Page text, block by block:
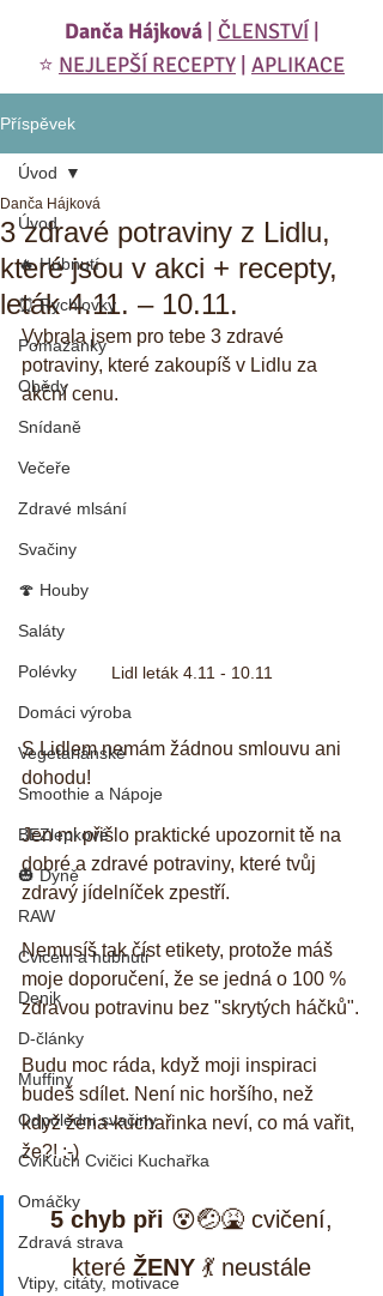
Danča Hájková| ČLENSTVÍ
⭐️ NEJLEPŠÍ RECEPTY APLIKACE
Příspěvek
Úvod
🔥 Hubnutí
⏰ Rychlovky
Pomazánky
Obědy
Snídaně
Večeře
Zdravé mlsání
Svačiny
🍄 Houby
Saláty
Polévky
Domáci výroba
Vegetariánské
Smoothie a Nápoje
BEZlepkové
🎃 Dýně
RAW
Cviceni a hubnuti
Denik
D-články
Muffiny
Odpoledni svačiny
CviKuch Cvičici Kuchařka
Omáčky
Zdravá strava
Vtipy, citáty, motivace
Úvod
3 zdravé potraviny z Lidlu,
které jsou v akci + recepty,
leták 4.11. – 10.11.
Danča Hájková
Vybrala jsem pro tebe 3 zdravé
potraviny, které zakoupíš v Lidlu za
akční cenu.
Lidl leták 4.11 - 10.11
S Lidlem nemám žádnou smlouvu ani
dohodu!
Jen mi přišlo praktické upozornit tě na
dobré a zdravé potraviny, které tvůj
zdravý jídelníček zpestří.
Nemusíš tak číst etikety, protože máš
moje doporučení, že se jedná o 100 %
zdravou potravinu bez "skrytých háčků".
Budu moc ráda, když moji inspiraci
budeš sdílet. Není nic horšího, než
když žena-kuchařinka neví, co má vařit,
že?! :-)
5 chyb při 😵🤕🤮 cvičení,
které ŽENY 💃 neustále